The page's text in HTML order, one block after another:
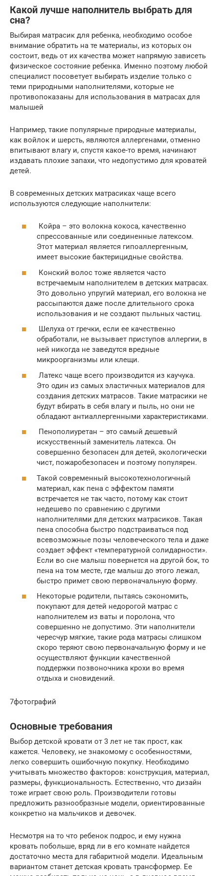
Какой лучше наполнитель выбрать для
сна?
Выбирая матрасик для ребенка, необходимо особое
внимание обратить на те материалы, из которых он
состоит, ведь от их качества может напрямую зависеть
физическое состояние ребенка. Именно поэтому любой
специалист посоветует выбирать изделие только с
теми природными наполнителями, которые не
противопоказаны для использования в матрасах для
малышей
Например, такие популярные природные материалы,
как войлок и шерсть, являются аллергенами, отменно
впитывают влагу и, спустя какое-то время, начинают
издавать плохие запахи, что недопустимо для кроватей
детей.
В современных детских матрасиках чаще всего
используются следующие наполнители:
Койра – это волокна кокоса, качественно
спрессованные или соединенные латексом.
Этот материал является гипоаллергенным,
имеет высокие бактерицидные свойства.
Конский волос тоже является часто
встречаемым наполнителем в детских матрасах.
Это довольно упругий материал, его волокна не
рассыпаются даже после длительного срока
использования и не создают пыльных частиц.
Шелуха от гречки, если ее качественно
обработали, не вызывает приступов аллергии, в
ней никогда не заведутся вредные
микроорганизмы или клещи.
Латекс чаще всего производится из каучука.
Это один из самых эластичных материалов для
создания детских матрасов. Такие матрасики не
будут вбирать в себя влагу и пыль, но они не
обладают антиаллергенными характеристиками.
Пенополиуретан – это самый дешевый
искусственный заменитель латекса. Он
совершенно безопасен для детей, экологически
чист, пожаробезопасен и поэтому популярен.
Такой современный высокотехнологичный
материал, как пена с эффектом памяти
встречается не так часто, потому как стоит
недешево по сравнению с другими
наполнителями для детских матрасиков. Такая
пена способна быстро подстраиваться под
всевозможные позы человеческого тела и даже
создает эффект «температурной солидарности».
Если во сне малыш повернется на другой бок, то
пена на том месте, где малыш до этого лежал,
быстро примет свою первоначальную форму.
Некоторые родители, пытаясь сэкономить,
покупают для детей недорогой матрас с
наполнителем из ваты и поролона, что
совершенно не допустимо. Эти наполнители
чересчур мягкие, такие рода матрасы слишком
скоро теряют свою первоначальную форму и не
осуществляют функции качественной
поддержки позвоночника крохи во время
отдыха и сновидений.
7фотографий
Основные требования
Выбор детской кровати от 3 лет не так прост, как
кажется. Человеку, не знакомому с особенностями,
легко совершить ошибочную покупку. Необходимо
учитывать множество факторов: конструкция, материал,
размеры, функциональность. Естественно, что дизайн
тоже играет свою роль. Производители готовы
предложить разнообразные модели, ориентированные
конкретно на мальчиков и девочек.
Несмотря на то что ребенок подрос, и ему нужна
кровать побольше, вряд ли в его комнате найдется
достаточно места для габаритной модели. Идеальным
вариантом станет детская кровать трансформер. Ее